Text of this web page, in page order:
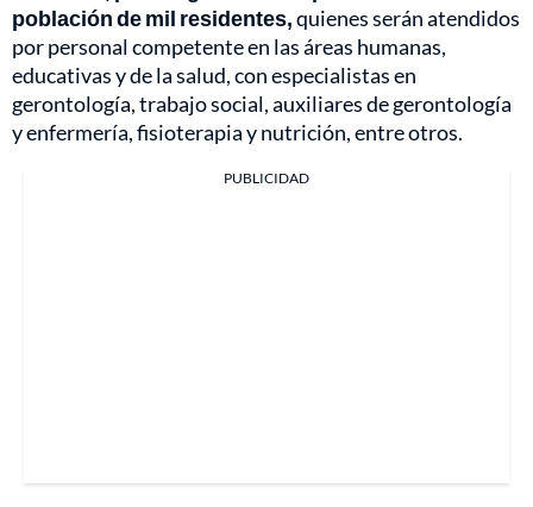
población de mil residentes,quienes serán atendidos
por personal competente en las áreas humanas,
educativas y de la salud, con especialistas en
gerontología, trabajo social, auxiliares de gerontología
y enfermería, fisioterapia y nutrición, entre otros.
PUBLICIDAD